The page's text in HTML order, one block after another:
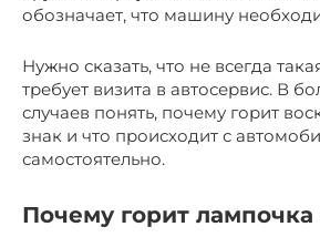
обозначает, что машину
Нужно сказать, что не всегда
требует визита в автосервис. В
случаев понять, почему горит
знак и что происходит с
самостоятельно.
Почему горит